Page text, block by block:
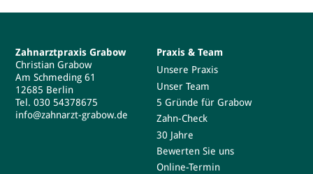
Zahnarztpraxis Grabow
Christian Grabow
Am Schmeding 61
12685 Berlin
Tel.030 54378675
info@zahnarzt-grabow.de
Praxis & Team
Unsere Praxis
Unser Team
5 Gründe für Grabow
Zahn-Check
30 Jahre
Bewerten Sie uns
Online-Termin